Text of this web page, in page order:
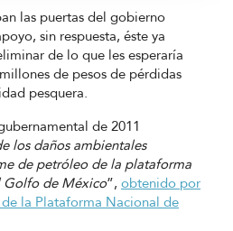
las puertas del gobierno
sin respuesta, éste ya
de lo que les esperaría
de pesos de pérdidas
pesquera.
de 2011
los daños ambientales
de petróleo de la plataforma
Golfo de México”, obtenido por
la Plataforma Nacional de